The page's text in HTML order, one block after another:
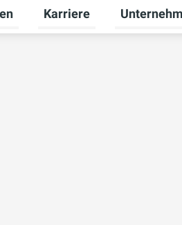
umschalten
Untermenü für
Karriere
Untermenü